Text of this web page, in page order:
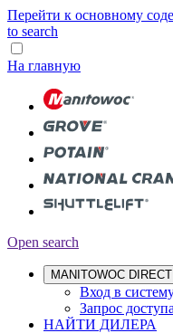
Перейти к основному
to search
На главную
Open search
MANITOWOC DIRECT
Вход в
Запрос доступа
НАЙТИ ДИЛЕРА